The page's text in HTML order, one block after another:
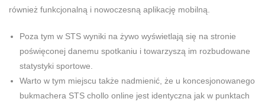
również funkcjonalną i nowoczesną aplikację mobilną.
Poza tym w STS wyniki na żywo wyświetlają się na stronie
poświęconej danemu spotkaniu i towarzyszą im rozbudowane
statystyki sportowe.
Warto w tym miejscu także nadmienić, że u koncesjonowanego
bukmachera STS chollo online jest identyczna jak w punktach